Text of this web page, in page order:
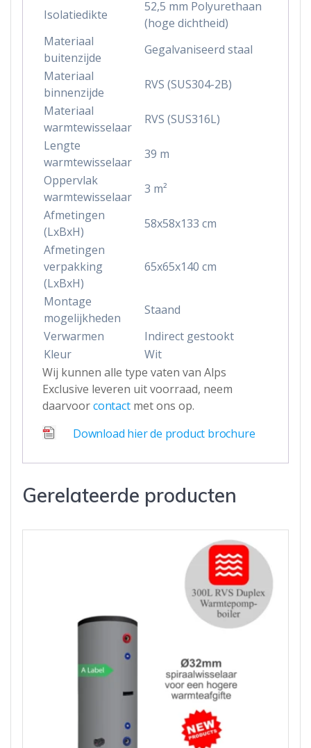
Isolatiedikte
52,5 mm Polyurethaan
(hoge dichtheid)
Materiaal
buitenzijde
Gegalvaniseerd staal
Materiaal
binnenzijde
RVS (SUS304-2B)
Materiaal
warmtewisselaar
RVS (SUS316L)
Lengte
warmtewisselaar
39 m
Oppervlak
warmtewisselaar
3 m²
Afmetingen
(LxBxH)
58x58x133 cm
Afmetingen
verpakking
(LxBxH)
65x65x140 cm
Montage
mogelijkheden
Staand
Verwarmen
Indirect gestookt
Kleur
Wit
Wij kunnen alle type vaten van Alps
Exclusive leveren uit voorraad, neem
daarvoorcontactmet ons op.
Download hier de product brochure
Gerelateerde producten